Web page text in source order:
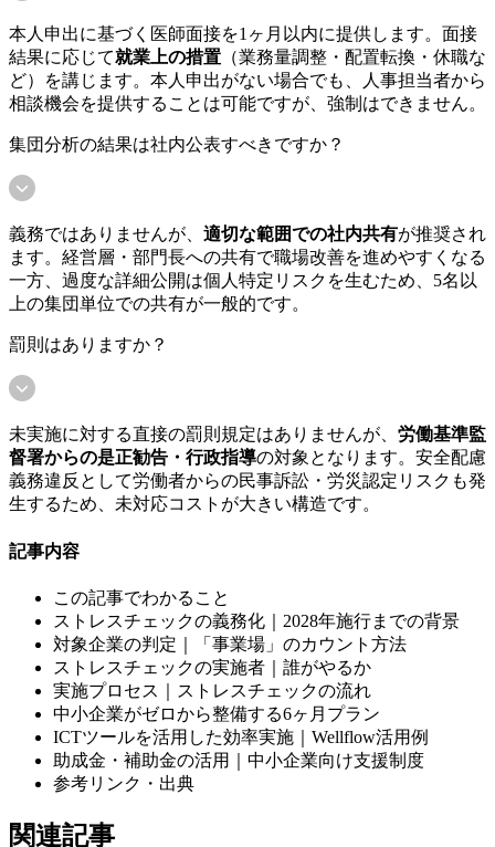
本人申出に基づく医師面接を1ヶ月以内に提供します。面接
結果に応じて就業上の措置 （業務量調整・配置転換・休職な
ど）を講じます。本人申出がない場合でも、人事担当者から
相談機会を提供することは可能ですが、強制はできません。
集団分析の結果は社内公表すべきですか？
義務ではありませんが、 適切な範囲での社内共有が推奨され
ます。経営層・部門長への共有で職場改善を進めやすくなる
一方、過度な詳細公開は個人特定リスクを生むため、5名以
上の集団単位での共有が一般的です。
罰則はありますか？
未実施に対する直接の罰則規定はありませんが、 労働基準監
督署からの是正勧告・行政指導の対象となります。安全配慮
義務違反として労働者からの民事訴訟・労災認定リスクも発
生するため、未対応コストが大きい構造です。
記事内容
この記事でわかること
ストレスチェックの義務化｜2028年施行までの背景
対象企業の判定｜「事業場」のカウント方法
ストレスチェックの実施者｜誰がやるか
実施プロセス｜ストレスチェックの流れ
中小企業がゼロから整備する6ヶ月プラン
ICTツールを活用した効率実施｜Wellflow活用例
助成金・補助金の活用｜中小企業向け支援制度
参考リンク・出典
関連記事